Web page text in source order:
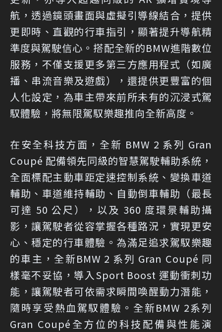
航，透過鏡頭畫面與虛擬引導線結合，提供
更即時、直觀的行車指引，顯著提升導航精
準度與駕駛信心。搭配全新的BMW進階數位
服務，不僅支援更多第三方應用程式（如廣
播、串流音樂及遊戲），還提供更豐富的個
人化設定，為車主帶來前所未有的沉浸式駕
馭體驗，將無限駕馭樂趣推向全新高度。
在安全科技方面，全新 BMW 2 系列 Gran
Coupé 配備領先同級的智慧駕駛輔助系統，
全面標配主動車距定速控制系統、變換車道
輔助、車道維持輔助、自動倒車輔助（最長
可達 50 公尺），以及 360 度環景輔助攝
影，讓駕駛者從容掌握各種路況，實現更安
心、穩定的行車體驗。為滿足追求駕馭樂趣
的車主，全新BMW 2 系列 Gran Coupé 同
樣毫不妥協，導入Sport Boost 運動衝刺功
能，讓駕駛者可依需求瞬間喚醒動力潛能，
隨時享受熱血駕馭體驗。全新BMW 2系列
Gran Coupé全方位的科技配備與性能演